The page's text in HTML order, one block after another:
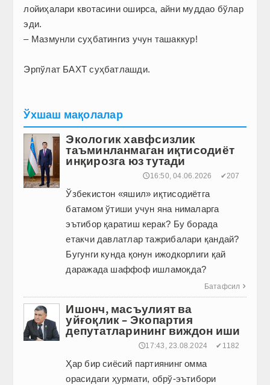
лойиҳалари квотасини оширса, айни муддао бўлар
эди.
– Мазмунли суҳбатингиз учун ташаккур!
Эрпўлат БАХТ суҳбатлашди.
Ўхшаш мақолалар
Экологик хавфсизлик
таъминланмаган иқтисодиёт
инқирозга юз тутади
🕔16:50, 04.06.2026 ✔207
Ўзбекистон «яшил» иқтисодиётга
батамом ўтиши учун яна нималарга
эътибор қаратиш керак? Бу борада
етакчи давлатлар тажрибалари қандай?
Бугунги кунда қонун ижодкорлиги қай
даражада шаффоф ишламоқда?
Батафсил 
Ишонч, масъулият ва
уйғоқлик – Экопартия
депутатларининг виждон иши
🕔17:43, 23.08.2024 ✔1182
Ҳар бир сиёсий партиянинг омма
орасидаги ҳурмати, обрў-эътибори